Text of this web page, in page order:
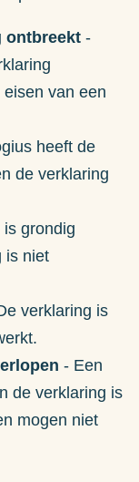
ontbreekt -
van een
heeft de
de verklaring
grondig
is niet
verklaring is
- Een
de verklaring is
mogen niet